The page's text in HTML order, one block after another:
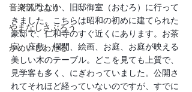
音楽部門より
やまなしさぶろう
かめいしわたる
そんななか、旧邸御室（おむろ）に行って
きました。こちらは昭和の初めに建てられた
豪邸で、仁和寺のすぐ近くにあります。お茶
室、座敷、欄間、絵画、お庭、お庭が映える
美しい木のテーブル。どこを見ても上質で、
見学客も多く、にぎわっていました。公開さ
れてそれほど経っていないのですが、すでに